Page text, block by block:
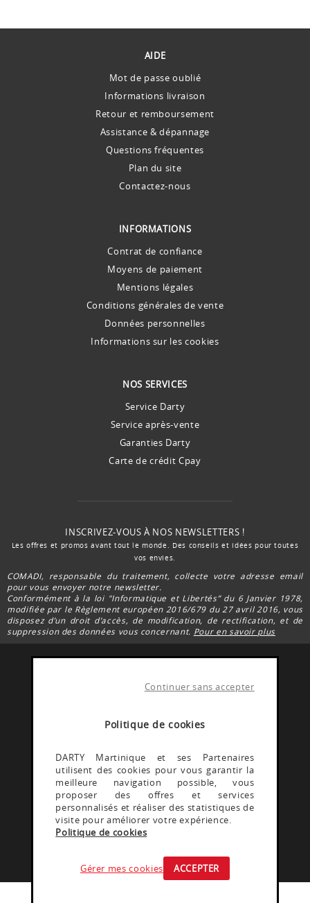
Politique de cookies
Continuer sans accepter
DARTY Martinique et ses Partenaires
utilisent des cookies pour vous garantir la
meilleure navigation possible, vous
proposer des offres et services
personnalisés et réaliser des statistiques de
visite pour améliorer votre expérience.
Politique de cookies
Gérer mes cookies ACCEPTER
AIDE
Mot de passe oublié
Informations livraison
Retour et remboursement
Assistance & dépannage
Questions fréquentes
Plan du site
Contactez-nous
INFORMATIONS
Contrat de confiance
Moyens de paiement
Mentions légales
Conditions générales de vente
Données personnelles
Informations sur les cookies
NOS SERVICES
Service Darty
Service après-vente
Garanties Darty
Carte de crédit Cpay
INSCRIVEZ-VOUS À NOS NEWSLETTERS !
Les offres et promos avant tout le monde. Des conseils et idées pour toutes
vos envies.
COMADI, responsable du traitement, collecte votre adresse email
pour vous envoyer notre newsletter.
Conformément à la loi "Informatique et Libertés” du 6 Janvier 1978,
modifiée par le Règlement européen 2016/679 du 27 avril 2016, vous
disposez d’un droit d’accès, de modification, de rectification, et de
suppression des données vous concernant. Pour en savoir plus
FACEBOOK DARTY
Rejoignez la communauté Darty Martinique
INSTAGRAM DARTY
Découvrez les coulisses @Dartymartinique
YOUTUBE DARTY
Rejoignez la communauté Darty martinique